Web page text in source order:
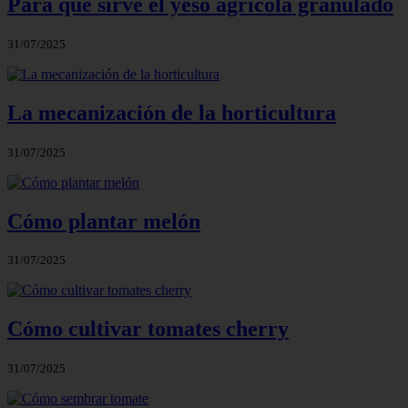
31/07/2025
La mecanización de la horticultura
31/07/2025
Cómo plantar melón
31/07/2025
Cómo cultivar tomates cherry
31/07/2025